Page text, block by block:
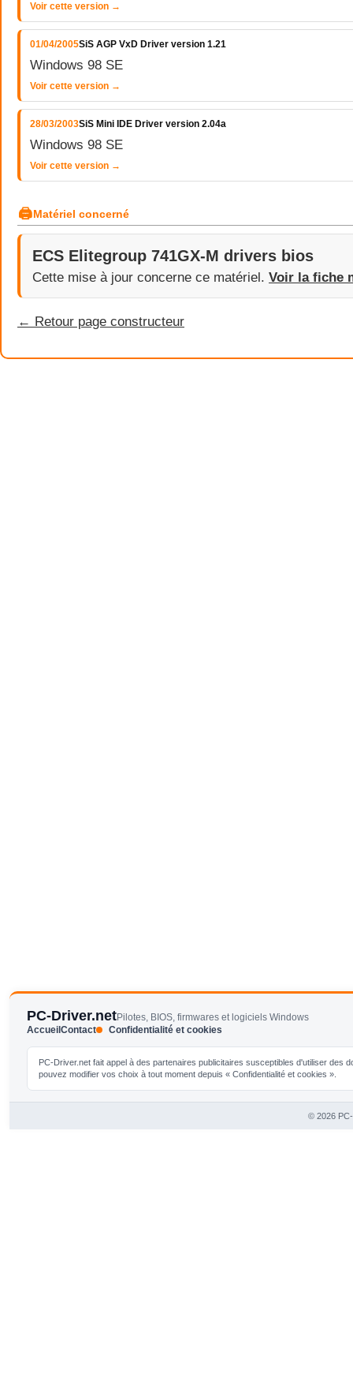
Voir cette version →
01/04/2005SiS AGP VxD Driver version 1.21
Windows 98 SE
Voir cette version →
28/03/2003SiS Mini IDE Driver version 2.04a
Windows 98 SE
Voir cette version →
🖨Matériel concerné
ECS Elitegroup 741GX-M drivers bios
Cette mise à jour concerne ce matériel. Voir la fiche
← Retour page constructeur
PC-Driver.netPilotes, BIOS, firmwares et logiciels Windows
AccueilContact Confidentialité et cookies
PC-Driver.net fait appel à des partenaires publicitaires susceptibles d'utiliser
pouvez modifier vos choix à tout moment depuis « Confidentialité et cookies ».
© 2026